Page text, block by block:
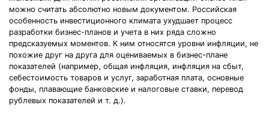
можно считать абсолютно новым документом. Российская
особенность инвестиционного климата ухудшает процесс
разработки бизнес-планов и учета в них ряда сложно
предсказуемых моментов. К ним относятся уровни инфляции, не
похожие друг на друга для оцениваемых в бизнес-плане
показателей (например, общая инфляция, инфляция на сбыт,
себестоимость товаров и услуг, заработная плата, основные
фонды, плавающие банковские и налоговые ставки, перевод
рублевых показателей и т. д.).